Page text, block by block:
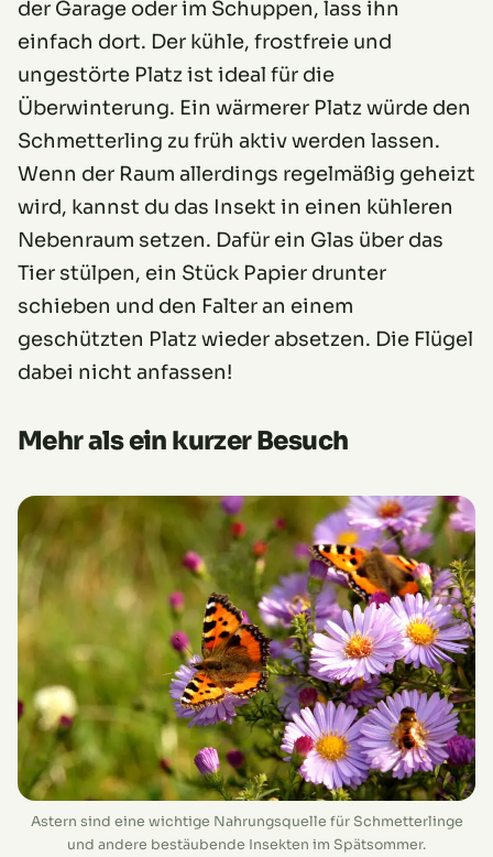
der Garage oder im Schuppen, lass ihn
einfach dort. Der kühle, frostfreie und
ungestörte Platz ist ideal für die
Überwinterung. Ein wärmerer Platz würde den
Schmetterling zu früh aktiv werden lassen.
Wenn der Raum allerdings regelmäßig geheizt
wird, kannst du das Insekt in einen kühleren
Nebenraum setzen. Dafür ein Glas über das
Tier stülpen, ein Stück Papier drunter
schieben und den Falter an einem
geschützten Platz wieder absetzen. Die Flügel
dabei nicht anfassen!
Mehr als ein kurzer Besuch
Astern sind eine wichtige Nahrungsquelle für Schmetterlinge
und andere bestäubende Insekten im Spätsommer.